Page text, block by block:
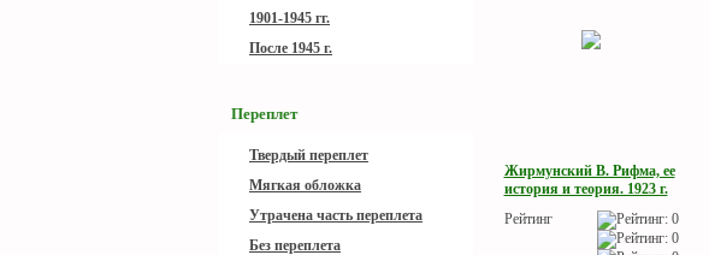
1901-1945 гг.
После 1945 г.
Переплет
Твердый переплет
Мягкая обложка
Утрачена часть переплета
Без переплета
Жирмунский В. Рифма, ее
история и теория. 1923 г.
Рейтинг